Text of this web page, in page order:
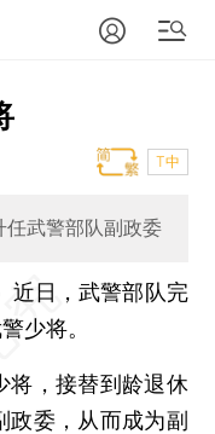
T中
武警部队副政委
近日，武警部队完
少将。
，接替到龄退休
政委，从而成为副